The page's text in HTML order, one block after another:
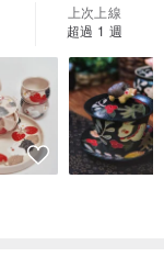
上次上線
超過 1 週